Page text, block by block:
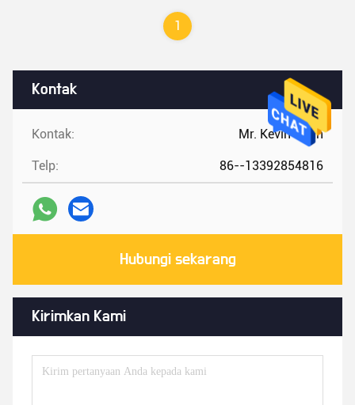
Kontak
Kontak: Mr. Kevin Chan
Telp: 86--13392854816
Hubungi sekarang
Kirimkan Kami
1